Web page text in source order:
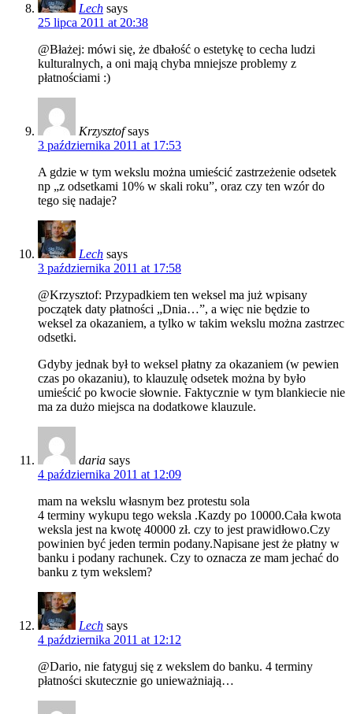
Lech says
25 lipca 2011 at 20:38
@Błażej: mówi się, że dbałość o estetykę to cecha ludzi
kulturalnych, a oni mają chyba mniejsze problemy z
płatnościami :)
Krzysztof says
3 października 2011 at 17:53
A gdzie w tym wekslu można umieścić zastrzeżenie odsetek
np „z odsetkami 10% w skali roku”, oraz czy ten wzór do
tego się nadaje?
Lech says
3 października 2011 at 17:58
@Krzysztof: Przypadkiem ten weksel ma już wpisany
początek daty płatności „Dnia…”, a więc nie będzie to
weksel za okazaniem, a tylko w takim wekslu można zastrzec
odsetki.
Gdyby jednak był to weksel płatny za okazaniem (w pewien
czas po okazaniu), to klauzulę odsetek można by było
umieścić po kwocie słownie. Faktycznie w tym blankiecie nie
ma za dużo miejsca na dodatkowe klauzule.
daria says
4 października 2011 at 12:09
mam na wekslu własnym bez protestu sola
4 terminy wykupu tego weksla .Kazdy po 10000.Cała kwota
weksla jest na kwotę 40000 zł. czy to jest prawidłowo.Czy
powinien być jeden termin podany.Napisane jest że płatny w
banku i podany rachunek. Czy to oznacza ze mam jechać do
banku z tym wekslem?
Lech says
4 października 2011 at 12:12
@Dario, nie fatyguj się z wekslem do banku. 4 terminy
płatności skutecznie go unieważniają…